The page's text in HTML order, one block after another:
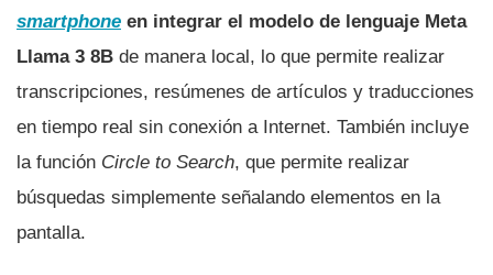
smartphone en integrar el modelo de lenguaje Meta
Llama 3 8B de manera local, lo que permite realizar
transcripciones, resúmenes de artículos y traducciones
en tiempo real sin conexión a Internet. También incluye
la función Circle to Search, que permite realizar
búsquedas simplemente señalando elementos en la
pantalla.